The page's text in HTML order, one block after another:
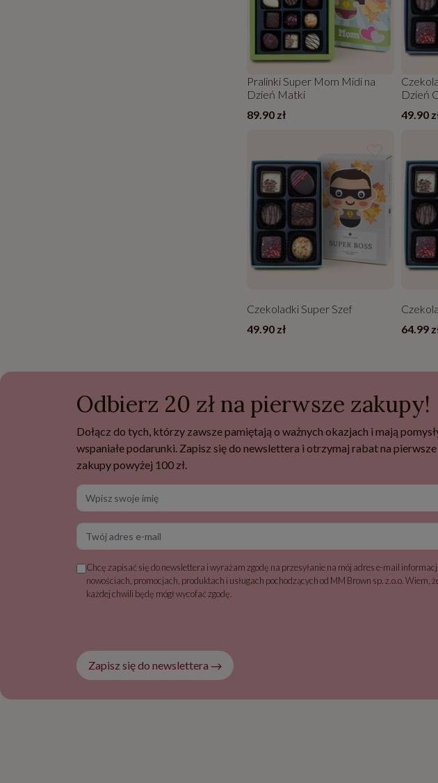
Pralinki Super Mom Midi na
Dzień Matki
89.90 zł
Dzień
49.90
Czekoladki Super Szef
49.90 zł
64.99
Odbierz 20 zł na pierwsze zakupy!
Dołącz do tych, którzy zawsze pamiętają o ważnych okazjach i mają
wspaniałe podarunki. Zapisz się do newslettera i otrzymaj rabat na pierwsze
zakupy powyżej 100 zł.
Wpisz swoje imię
Twój adres e-mail
Chcę zapisać się do newslettera i wyrażam zgodę na przesyłanie na mój adres e-mail
nowościach, promocjach, produktach i usługach pochodzących od MM Brown sp. z.o.o. Wiem,
każdej chwili będę mógł wycofać zgodę.
Zapisz się do newslettera